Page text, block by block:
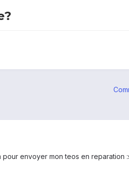
envoyer mon teos en reparation